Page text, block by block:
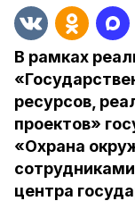
В рамках
ресурсов,
проектов»
«Охрана
центра